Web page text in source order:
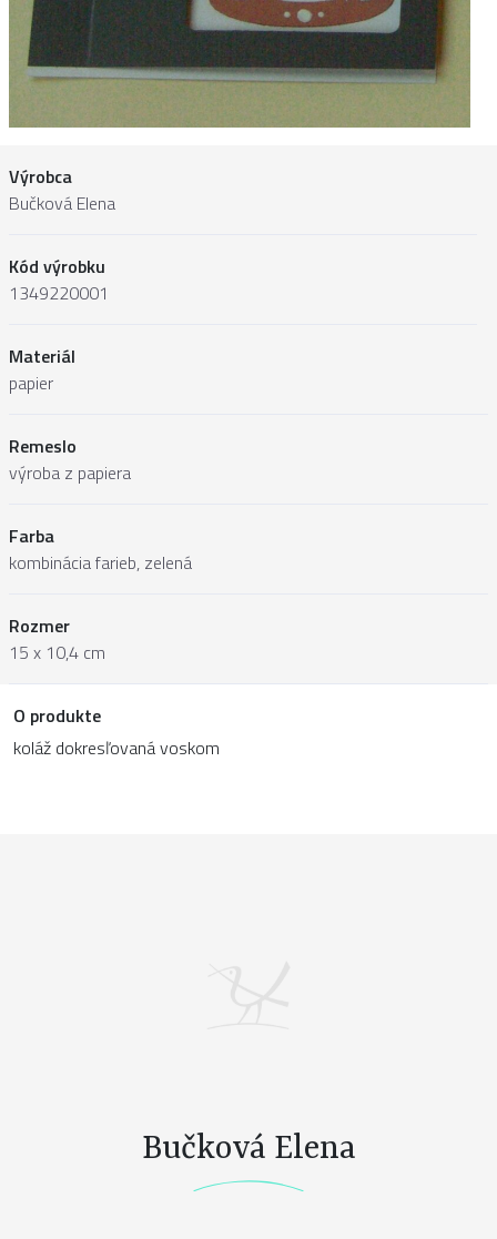
Výrobca
Bučková Elena
Kód výrobku
1349220001
Materiál
papier
Remeslo
výroba z papiera
Farba
kombinácia farieb, zelená
Rozmer
15 x 10,4 cm
O produkte
koláž dokresľovaná voskom
Bučková Elena